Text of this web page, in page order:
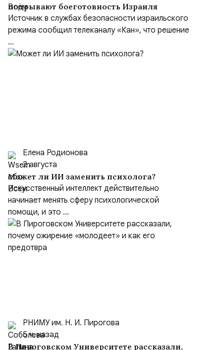
подрывают боеготовность Израиля
Источник в службах безопасности израильского
режима сообщил телеканалу «Кан», что решение
...
Елена Родионова
2 августа
Может ли ИИ заменить психолога?
Искусственный интеллект действительно
начинает менять сферу психологической
помощи, и это ...
РНИМУ им. Н. И. Пирогова
5 ч. назад
В Пироговском Университете рассказали,